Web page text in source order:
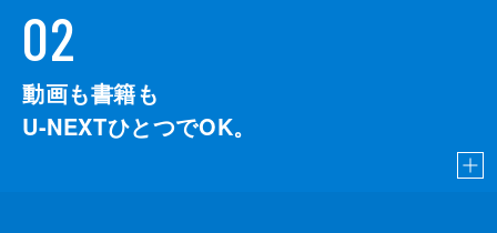
02
動画も書籍も
U-NEXTひとつでOK。